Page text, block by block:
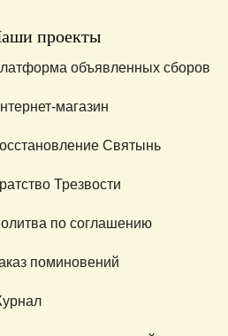
проекты
объявленных сборов
магазин
Святынь
Трезвости
по соглашению
поминовений